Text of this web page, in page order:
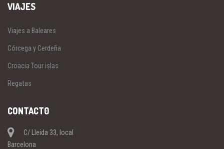
VIAJES
Viajes a Baleares
Córcega y Cerdeña
Croacia Tour islas
Regatas
CONTACT0
C/ Lleida 33, local
Barcelona